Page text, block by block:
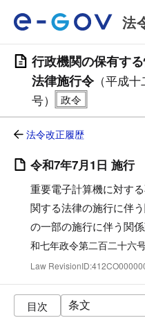
法
行政機関の保有す
法律施行令（平成十
号）
法令改正履歴
令和7年7月1日 施行
重要電子計算機に対す
関する法律の施行に伴
の一部の施行に伴う関
和七年政令第二百二十六号
Law
目次